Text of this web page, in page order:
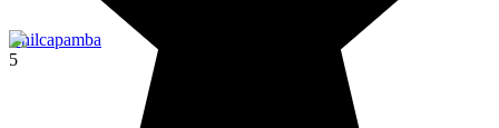
Chilcapamba
5